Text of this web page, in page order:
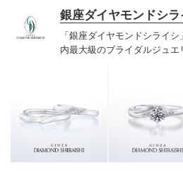
銀座ダイヤモンドシラ
「銀座ダイヤモンドシライ
内最大級のブライダルジュ
では国内最大級の700種類以
揃え、ふたりの「似合う」
足の選択ができる指輪をご
様にご満足いただけている、
のクオリティや購入後のアフ
頭でお確かめください。